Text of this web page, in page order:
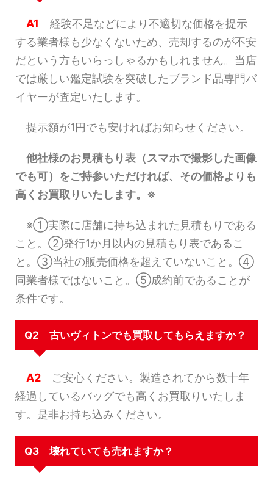
A1 経験不足などにより不適切な価格を提示
する業者様も少なくないため、売却するのが不安
だという方もいらっしゃるかもしれません。当店
では厳しい鑑定試験を突破したブランド品専門バ
イヤーが査定いたします。
提示額が1円でも安ければお知らせください。
他社様のお見積もり表（スマホで撮影した画像
でも可）をご持参いただければ、その価格よりも
高くお買取りいたします。※
※①実際に店舗に持ち込まれた見積もりである
こと。②発行1か月以内の見積もり表であるこ
と。③当社の販売価格を超えていないこと。④
同業者様ではないこと。⑤成約前であることが
条件です。
Q2 古いヴィトンでも買取してもらえますか？
A2 ご安心ください。製造されてから数十年
経過しているバッグでも高くお買取りいたしま
す。是非お持ち込みください。
Q3 壊れていても売れますか？